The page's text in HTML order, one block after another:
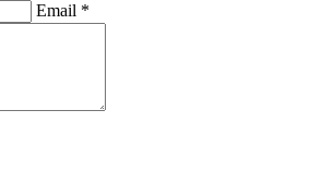
Email *